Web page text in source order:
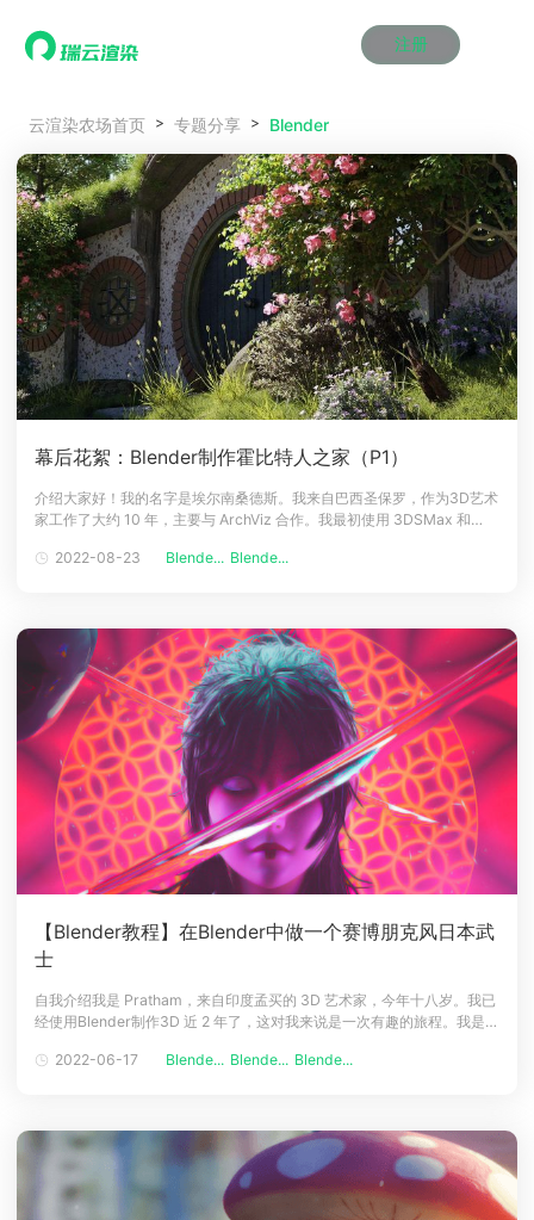
注册
产品服务
效果图渲染
云制作
云渲染管理系统
瑞兔百宝箱
AI视频插帧
效果图渲染
云制作
云渲染管理系统
瑞兔百宝箱
AI视频插帧
效果图渲染
云制作
云渲染管理系统
瑞兔百宝箱
AI视频插帧
效果图渲染
云制作
云渲染管理系统
瑞兔百宝箱
AI视频插帧
效果图渲染
云制作
云渲染管理系统
瑞兔百宝箱
AI视频插帧
效果图渲染
云制作
云渲染管理系统
瑞兔百宝箱
AI视频插帧
解决方案
Maya云渲染方案
3ds Max云渲染方案
Cinema 4D云渲染方案
Blender 云渲染方案
Maya AI渲染方案
Maya云渲染方案
3ds Max云渲染方案
Cinema 4D云渲染方案
Blender 云渲染方案
Maya AI渲染方案
Maya云渲染方案
3ds Max云渲染方案
Cinema 4D云渲染方案
Blender 云渲染方案
Maya AI渲染方案
Maya云渲染方案
3ds Max云渲染方案
Cinema 4D云渲染方案
Blender 云渲染方案
Maya AI渲染方案
Maya云渲染方案
3ds Max云渲染方案
Cinema 4D云渲染方案
Blender 云渲染方案
Maya AI渲染方案
Maya云渲染方案
3ds Max云渲染方案
Cinema 4D云渲染方案
Blender 云渲染方案
Maya AI渲染方案
价格
动画价格
效果图价格
云制作价格
动画价格
效果图价格
云制作价格
动画价格
效果图价格
云制作价格
动画价格
效果图价格
云制作价格
动画价格
效果图价格
云制作价格
动画价格
效果图价格
云制作价格
案例
资讯&赛事
新闻资讯
渲染百科
渲染大赛
泛CG交流会
新闻资讯
渲染百科
渲染大赛
泛CG交流会
新闻资讯
渲染百科
渲染大赛
泛CG交流会
新闻资讯
渲染百科
渲染大赛
泛CG交流会
新闻资讯
渲染百科
渲染大赛
泛CG交流会
新闻资讯
渲染百科
渲染大赛
泛CG交流会
特惠专区
教育优惠
教育优惠
教育优惠
教育优惠
教育优惠
教育优惠
关于我们
下载
登录
云渲染农场首页 专题分享 Blender
幕后花絮：Blender制作霍比特人之家（P1）
介绍大家好！我的名字是埃尔南桑德斯。我来自巴西圣保罗，作为3D艺术
家工作了大约 10 年，主要与 ArchViz 合作。我最初使用 3DSMax 和
究这个软件。老实说，我是一个完全的 Blender初学者。我从今年 6 月开
2022-08-23 Blende... Blende...
【Blender教程】在Blender中做一个赛博朋克风日本武
士
自我介绍我是 Pratham，来自印度孟买的 3D 艺术家，今年十八岁。我已
经使用Blender制作3D 近 2 年了，这对我来说是一次有趣的旅程。我是商
合适的职业选择时，我决定成为一名设计师。然后我开始设计海报，然后
2022-06-17 Blende... Blende... Blende...